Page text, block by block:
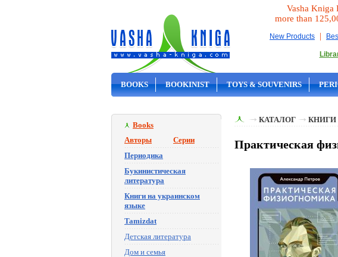
Vasha Kniga
more than
New Products |
BOOKS BOOKINIST TOYS & SOUVENIRS
Books
Авторы
Серии
Периодика
Букинистическая
литература
Книги на украинском
языке
Tamizdat
Детская литература
Дом и семья
КАТАЛОГ КНИГИ
Практическая